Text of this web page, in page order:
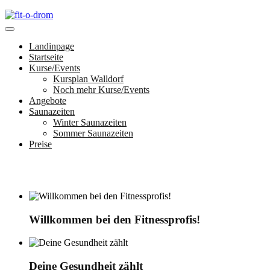
Landinpage
Startseite
Kurse/Events
Kursplan Walldorf
Noch mehr Kurse/Events
Angebote
Saunazeiten
Winter Saunazeiten
Sommer Saunazeiten
Preise
Willkommen bei den Fitnessprofis!
Deine Gesundheit zählt